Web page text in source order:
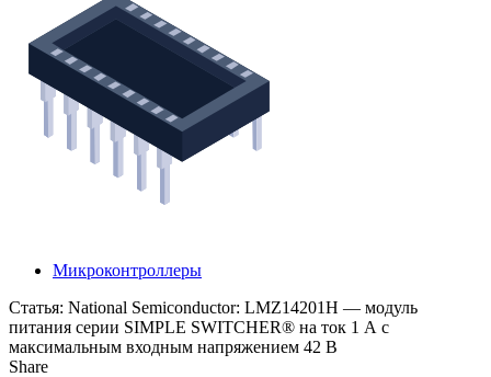
Микроконтроллеры
Статья: National Semiconductor: LMZ14201H — модуль
питания серии SIMPLE SWITCHER® на ток 1 А с
максимальным входным напряжением 42 В
Share